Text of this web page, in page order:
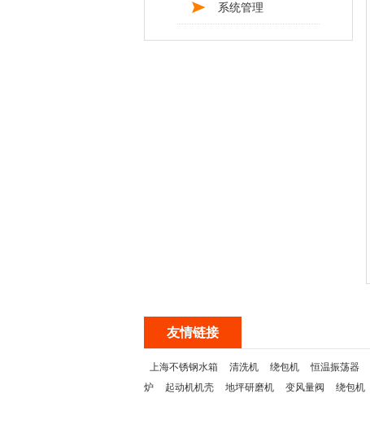
系统管理
友情链接
上海不锈钢水箱 清洗机 绕包机 恒温振荡器
炉
起动机机壳 地坪研磨机 变风量阀 绕包机